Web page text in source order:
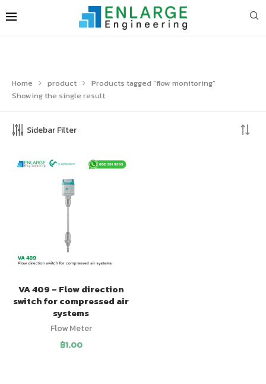
Home product
Products tagged “flow monitoring”
Showing the single result
Sidebar Filter
VA 409 – Flow direction
switch for compressed air
systems
Flow Meter
฿1.00